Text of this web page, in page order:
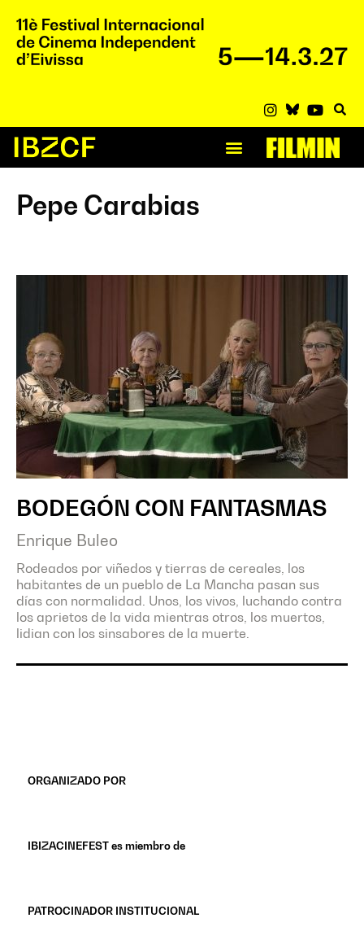
Pepe Carabias
BODEGÓN CON FANTASMAS
Enrique Buleo
Rodeados por viñedos y tierras de cereales, los
habitantes de un pueblo de La Mancha pasan sus
días con normalidad. Unos, los vivos, luchando contra
los aprietos de la vida mientras otros, los muertos,
lidian con los sinsabores de la muerte.
ORGANIZADO POR
IBIZACINEFEST es miembro de
PATROCINADOR INSTITUCIONAL